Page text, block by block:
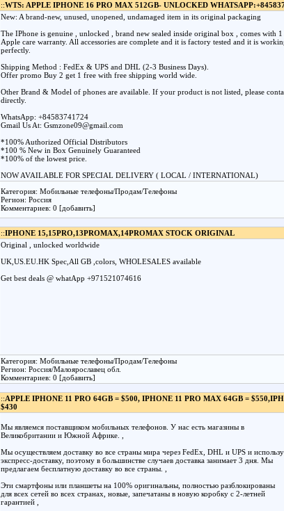
::WTS: APPLE IPHONE 16 PRO MAX 512GB- UNLOCKED
New: A brand-new, unused, unopened, undamaged item in its original packaging
The IPhone is genuine , unlocked , brand new sealed inside original box , comes with 1
Apple care warranty. All accessories are complete and it is factory tested and it is
perfectly.
Shipping Method : FedEx & UPS and DHL (2-3 Business Days).
Offer promo Buy 2 get 1 free with free shipping world wide.
Other Brand & Model of phones are available. If your product is not listed, please
directly.
WhatsApp: +84583741724
Gmail Us At: Gsmzone09@gmail.com
*100% Authorized Official Distributors
*100 % New in Box Genuinely Guaranteed
*100% of the lowest price.
NOW AVAILABLE FOR SPECIAL DELIVERY ( LOCAL / INTERNATIONAL)
Категория: Мобильные телефоны/Продам/Телефоны
Регион: Россия
Комментариев: 0 [добавить]
::IPHONE 15,15PRO,13PROMAX,14PROMAX STOCK ORIGINAL
Original , unlocked worldwide
UK,US.EU.HK Spec,All GB ,colors, WHOLESALES available
Get best deals @ whatApp +971521074616
Категория: Мобильные телефоны/Продам/Телефоны
Регион: Россия/Малоярославец обл.
Комментариев: 0 [добавить]
::APPLE IPHONE 11 PRO 64GB = $500, IPHONE 11 PRO MAX 64GB =
$430
Мы являемся поставщиком мобильных телефонов. У нас есть магазины в
Великобритании и Южной Африке. ,
Мы осуществляем доставку во все страны мира через FedEx, DHL и UPS и
экспресс-доставку, поэтому в большинстве случаев доставка занимает 3 дня. Мы
предлагаем бесплатную доставку во все страны. ,
Эти смартфоны или планшеты на 100% оригинальны, полностью разблокированы
для всех сетей во всех странах, новые, запечатаны в новую коробку с 2-летней
гарантией ,